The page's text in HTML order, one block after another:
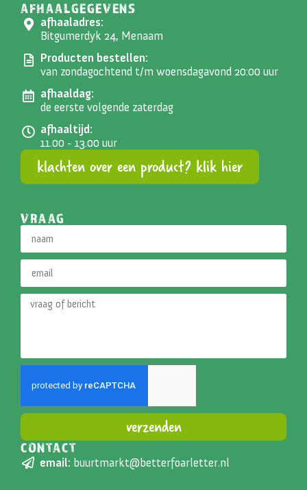
AFHAALGEGEVENS
afhaaladres:
Bitgumerdyk 24, Menaam
Producten bestellen:
van zondagochtend t/m woensdagavond 20:00 uur
afhaaldag:
de eerste volgende zaterdag
afhaaltijd:
11.00 - 13.00 uur
klachten over een product? klik hier
VRAAG
verzenden
Alternative:
CONTACT
email: buurtmarkt@betterfoarletter.nl